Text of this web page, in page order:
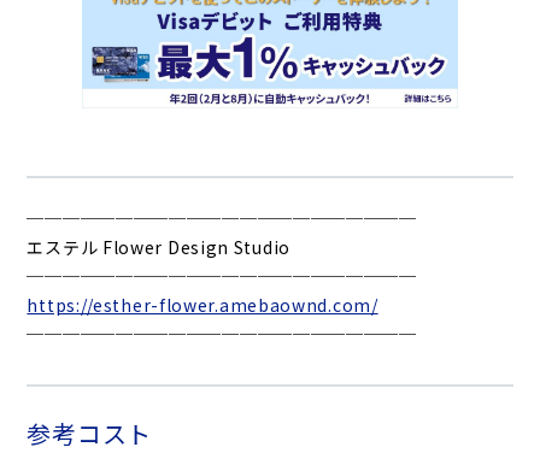
──────────────────────
エステル Flower Design Studio
──────────────────────
https://esther-flower.amebaownd.com/
──────────────────────
参考コスト